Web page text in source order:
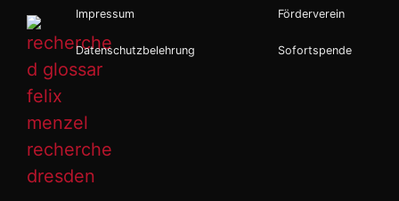
Impressum
Datenschutzbelehrung
Förderverein
Sofortspende